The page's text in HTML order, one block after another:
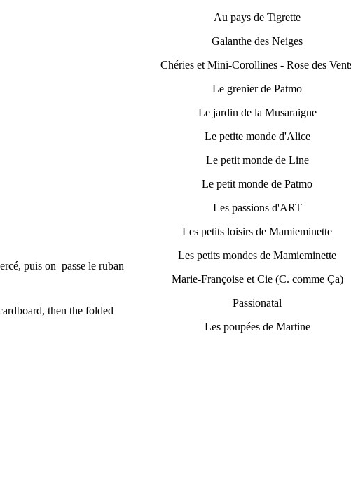
puis on passe le ruban
then the folded
Au pays de Tigrette
Galanthe des Neiges
Chéries et Mini-Corollines - Rose des
Le grenier de Patmo
Le jardin de la Musaraigne
Le petite monde d'Alice
Le petit monde de Line
Le petit monde de Patmo
Les passions d'ART
Les petits loisirs de Mamieminette
Les petits mondes de Mamieminette
Marie-Françoise et Cie (C. comme Ça)
Passionatal
Les poupées de Martine